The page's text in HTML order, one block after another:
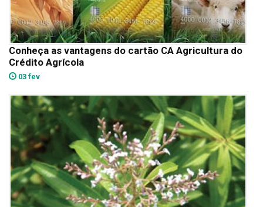
Conheça as vantagens do cartão CA Agricultura do
Crédito Agrícola
03 fev